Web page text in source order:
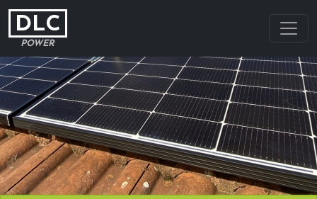
DLC
POWER